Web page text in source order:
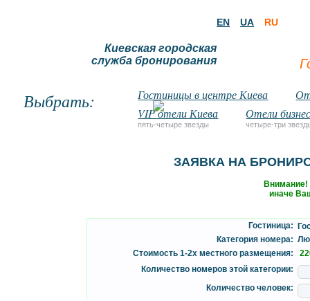
Киевская городская
служба бронирования
EN UA RU
Выбрать: Гостиницы в центре Киева
VIP отели Киева
пять-четыре звезды
Отели
четыре-три
ЗАЯВКА НА
иначе
Гостиница:
Категория номера:
Стоимость 1-2х местного размещения:
Количество номеров этой категории:
Количество человек: